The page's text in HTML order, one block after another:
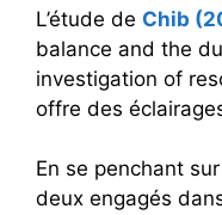
L’étude de Chib
balance and the
investigation of
offre des
En se penchant
deux engagés